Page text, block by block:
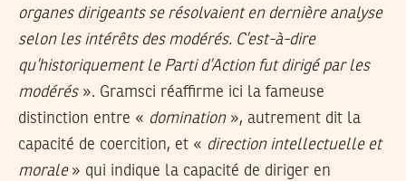
organes dirigeants se résolvaient en dernière analyse
selon les intérêts des modérés. C’est-à-dire
qu’historiquement le Parti d’Action fut dirigé par les
modérés». Gramsci réaffirme ici la fameuse
distinction entre « domination», autrement dit la
capacité de coercition, et « direction intellectuelle et
morale » qui indique la capacité de diriger en